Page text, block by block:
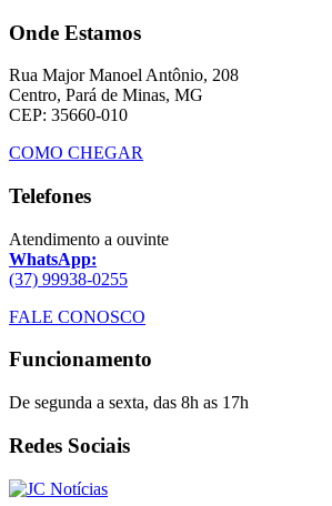
Onde Estamos
Rua Major Manoel Antônio, 208
Centro, Pará de Minas, MG
CEP: 35660-010
COMO CHEGAR
Telefones
Atendimento a ouvinte
WhatsApp:
(37) 99938-0255
FALE CONOSCO
Funcionamento
De segunda a sexta, das 8h as 17h
Redes Sociais